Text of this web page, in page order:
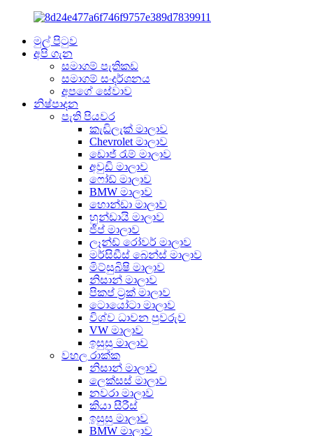
මුල් පිටුව
අපි ගැන
සමාගම් පැතිකඩ
සමාගම් සංදර්ශනය
අපගේ සේවාව
නිෂ්පාදන
පැති පියවර
කැඩිලැක් මාලාව
Chevrolet මාලාව
ඩොජ් රැම් මාලාව
අවුඩි මාලාව
ෆෝඩ් මාලාව
BMW මාලාව
හොන්ඩා මාලාව
හුන්ඩායි මාලාව
ජීප් මාලාව
ලෑන්ඩ් රෝවර් මාලාව
මර්සිඩීස් බෙන්ස් මාලාව
මිට්සුබිෂි මාලාව
නිසාන් මාලාව
පිකප් ට්‍රක් මාලාව
ටොයෝටා මාලාව
විශ්ව ධාවන පුවරුව
VW මාලාව
ඉසුසු මාලාව
වහල රාක්ක
නිසාන් මාලාව
ලෙක්සස් මාලාව
නවරා මාලාව
කියා සීරීස්
ඉසුසු මාලාව
BMW මාලාව